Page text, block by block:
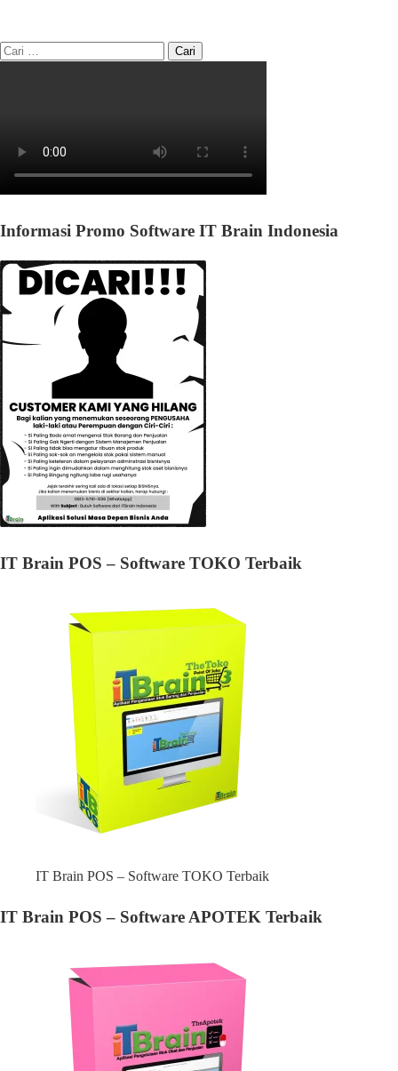
Informasi Promo Software IT Brain Indonesia
IT Brain POS – Software TOKO Terbaik
IT Brain POS – Software TOKO Terbaik
IT Brain POS – Software APOTEK Terbaik